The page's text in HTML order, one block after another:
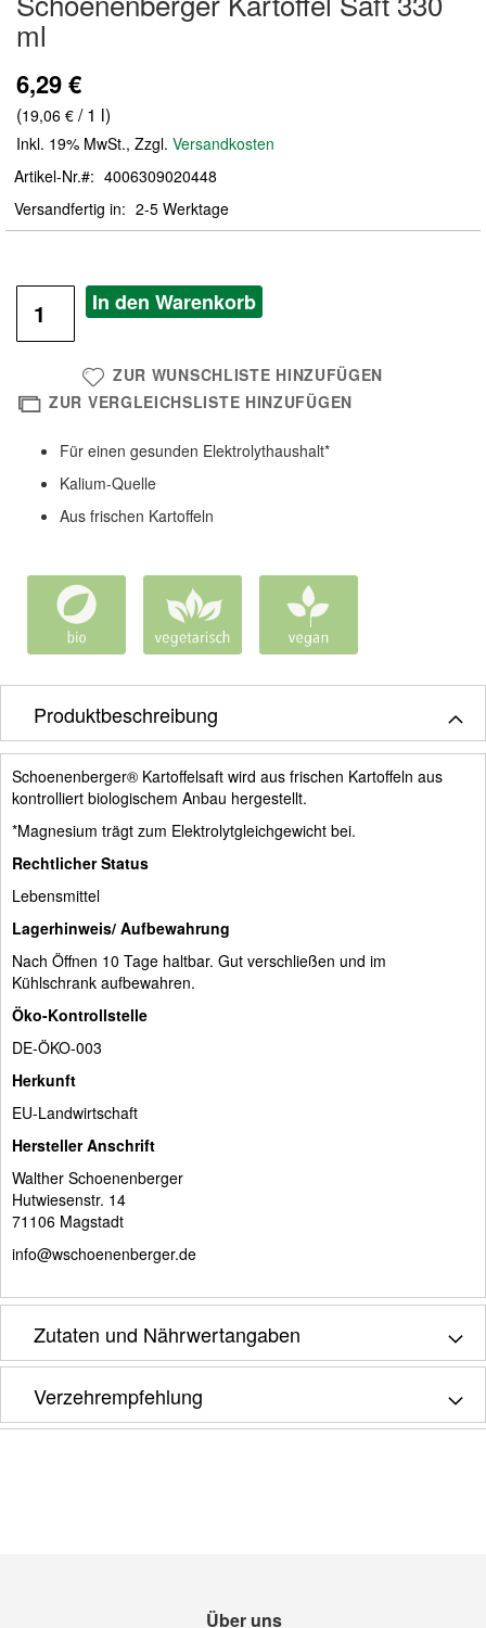
der
Bildergalerie
ml
6,29 €
(19,06 € / 1 l)
Inkl. 19% MwSt., Zzgl. Versandkosten
Artikel-Nr.
4006309020448
Versandfertig in
2-5 Werktage
In den Warenkorb
ZUR WUNSCHLISTE HINZUFÜGEN
ZUR VERGLEICHSLISTE HINZUFÜGEN
Für einen gesunden Elektrolythaushalt*
Kalium-Quelle
Aus frischen Kartoffeln
Produktbeschreibung
Schoenenberger® Kartoffelsaft wird aus frischen Kartoffeln aus
kontrolliert biologischem Anbau hergestellt.
*Magnesium trägt zum Elektrolytgleichgewicht bei.
Rechtlicher Status
Lebensmittel
Lagerhinweis/ Aufbewahrung
Nach Öffnen 10 Tage haltbar. Gut verschließen und im
Kühlschrank aufbewahren.
Öko-Kontrollstelle
DE-ÖKO-003
Herkunft
EU-Landwirtschaft
Hersteller Anschrift
Walther Schoenenberger
Hutwiesenstr. 14
71106 Magstadt
info@wschoenenberger.de
Zutaten und Nährwertangaben
Verzehrempfehlung
Über uns